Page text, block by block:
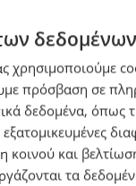
χρησιμοποιούμε
πρόσβαση σε
δεδομένα, όπως
κοινού και
τα